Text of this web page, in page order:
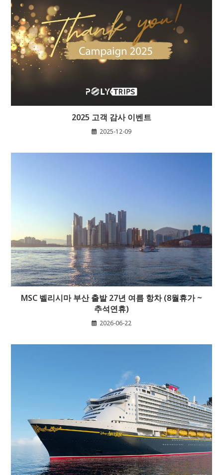
2025 고객 감사 이벤트
2025-12-09
MSC 벨리시마 부산 출발 27년 여름 항차 (8월휴가 ~
추석연휴)
2026-06-22